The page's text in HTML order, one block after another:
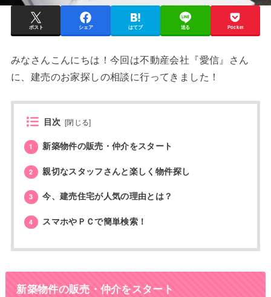
ポスト シェア はてブ 送る Pocket
みなさんこんにちは！今回は不動産会社『愛信』さん
に、建売のお家探しの相談に行ってきました！
目次 [閉じる]
1 新築物件の販売・仲介をスタート
2 親切なスタッフさんと楽しく物件探し
3 今、建売住宅が人気の理由とは？
4 スマホやＰＣで簡単検索！
新築物件の販売・仲介をスタート